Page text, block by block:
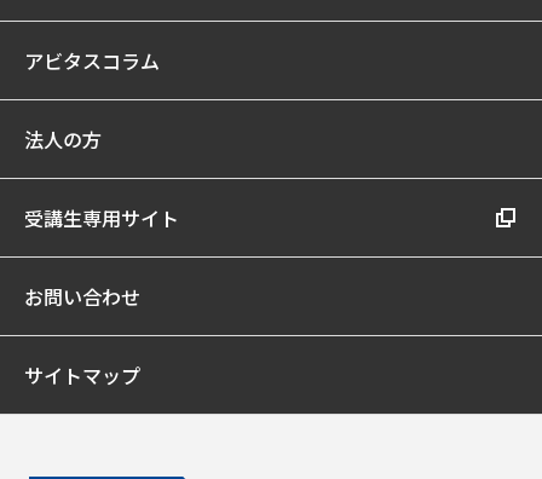
アビタスコラム
法人の方
受講生専用サイト
お問い合わせ
サイトマップ